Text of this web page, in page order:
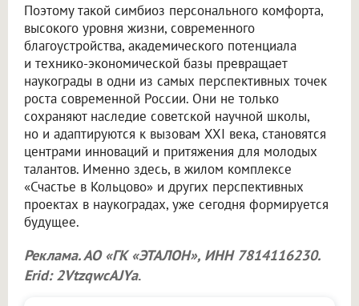
Поэтому такой симбиоз персонального комфорта,
высокого уровня жизни, современного
благоустройства, академического потенциала
и технико-экономической базы превращает
наукограды в одни из самых перспективных точек
роста современной России. Они не только
сохраняют наследие советской научной школы,
но и адаптируются к вызовам XXI века, становятся
центрами инноваций и притяжения для молодых
талантов. Именно здесь, в жилом комплексе
«Счастье в Кольцово» и других перспективных
проектах в наукоградах, уже сегодня формируется
будущее.
Реклама. АО «ГК «ЭТАЛОН», ИНН 7814116230.
Erid: 2VtzqwcAJYa.